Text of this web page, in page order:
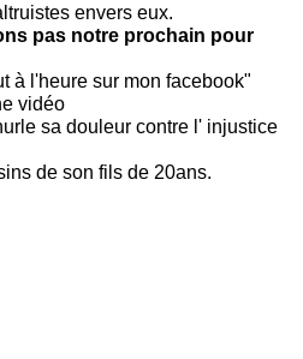
envers eux.
pas notre prochain pour
à l'heure sur mon facebook"
vidéo
sa douleur contre l' injustice
de son fils de 20ans.